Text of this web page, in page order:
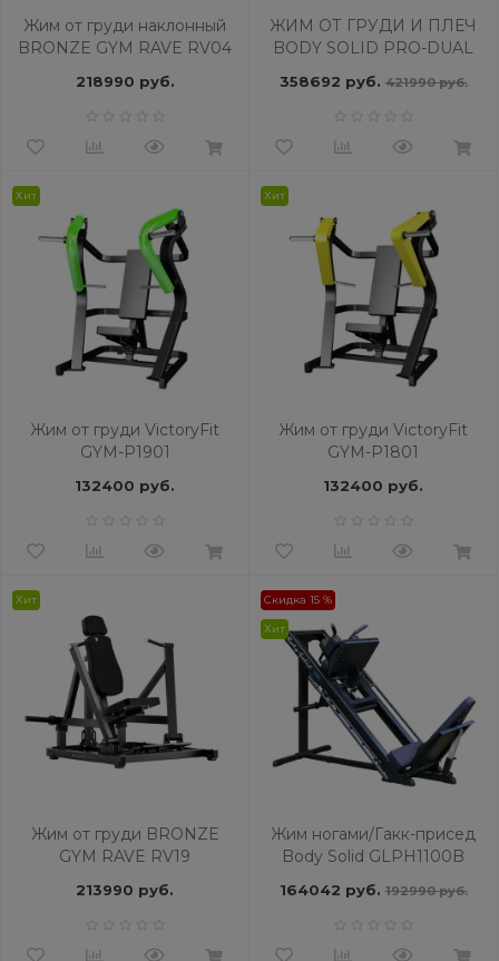
Жим от груди наклонный
BRONZE GYM RAVE RV04
218990 руб.
ЖИМ ОТ ГРУДИ И ПЛЕЧ
BODY SOLID PRO-DUAL
358692 руб. 421990 руб.
Хит
Жим от груди VictoryFit
GYM-P1901
132400 руб.
Хит
Жим от груди VictoryFit
GYM-P1801
132400 руб.
Хит
Жим от груди BRONZE
GYM RAVE RV19
213990 руб.
Скидка 15 %
Хит
Жим ногами/Гакк-присед
Body Solid GLPH1100B
164042 руб. 192990 руб.